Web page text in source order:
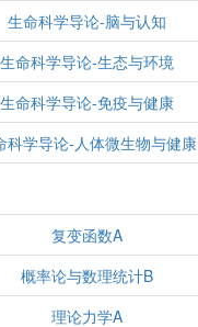
生命科学导论-脑与认知
生命科学导论-生态与环境
生命科学导论-免疫与健康
科学导论-人体微生物与健康
复变函数A
概率论与数理统计B
理论力学A